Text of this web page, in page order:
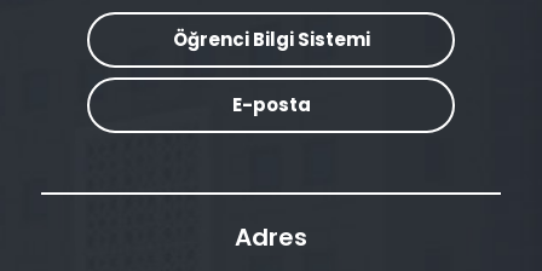
Öğrenci Bilgi Sistemi
E-posta
Adres